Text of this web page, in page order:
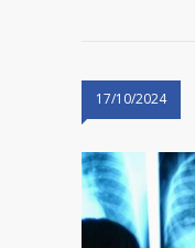
17/10/2024